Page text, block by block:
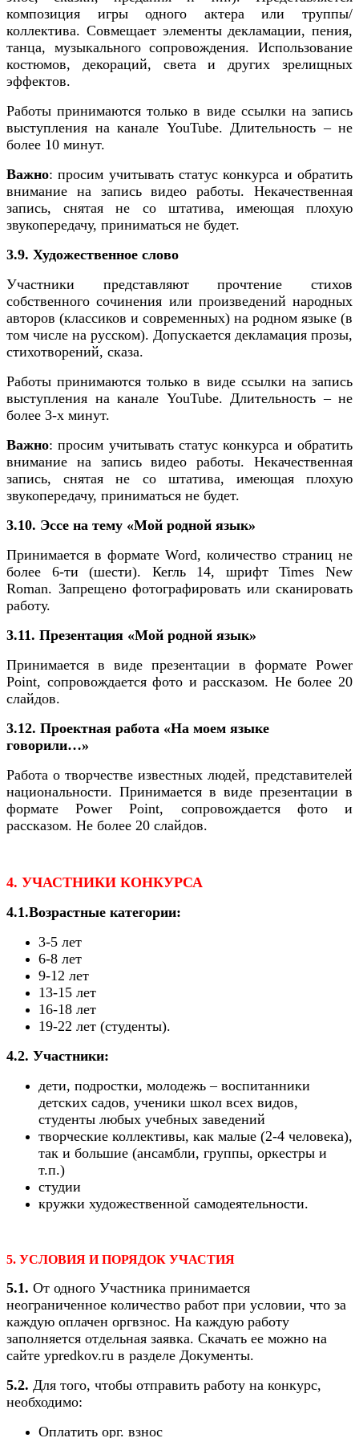
композиция игры одного актера или труппы/
коллектива. Совмещает элементы декламации, пения,
танца, музыкального сопровождения. Использование
костюмов, декораций, света и других зрелищных
эффектов.
Работы принимаются только в виде ссылки на запись
выступления на канале YouTube. Длительность – не
более 10 минут.
Важно: просим учитывать статус конкурса и обратить
внимание на запись видео работы. Некачественная
запись, снятая не со штатива, имеющая плохую
звукопередачу, приниматься не будет.
3.9. Художественное слово
Участники представляют прочтение стихов
собственного сочинения или произведений народных
авторов (классиков и современных) на родном языке (в
том числе на русском). Допускается декламация прозы,
стихотворений, сказа.
Работы принимаются только в виде ссылки на запись
выступления на канале YouTube. Длительность – не
более 3-х минут.
Важно: просим учитывать статус конкурса и обратить
внимание на запись видео работы. Некачественная
запись, снятая не со штатива, имеющая плохую
звукопередачу, приниматься не будет.
3.10. Эссе на тему «Мой родной язык»
Принимается в формате Word, количество страниц не
более 6-ти (шести). Кегль 14, шрифт Times New
Roman. Запрещено фотографировать или сканировать
работу.
3.11. Презентация «Мой родной язык»
Принимается в виде презентации в формате Power
Point, сопровождается фото и рассказом. Не более 20
слайдов.
3.12. Проектная работа «На моем языке
говорили…»
Работа о творчестве известных людей, представителей
национальности. Принимается в виде презентации в
формате Power Point, сопровождается фото и
рассказом. Не более 20 слайдов.
4. УЧАСТНИКИ КОНКУРСА
4.1.Возрастные категории:
3-5 лет
6-8 лет
9-12 лет
13-15 лет
16-18 лет
19-22 лет (студенты).
4.2. Участники:
дети, подростки, молодежь – воспитанники
детских садов, ученики школ всех видов,
студенты любых учебных заведений
творческие коллективы, как малые (2-4 человека),
так и большие (ансамбли, группы, оркестры и
т.п.)
студии
кружки художественной самодеятельности.
5. УСЛОВИЯ И ПОРЯДОК УЧАСТИЯ
5.1. От одного Участника принимается
неограниченное количество работ при условии, что за
каждую оплачен оргвзнос. На каждую работу
заполняется отдельная заявка. Скачать ее можно на
сайте ypredkov.ru в разделе Документы.
5.2. Для того, чтобы отправить работу на конкурс,
необходимо:
Оплатить орг. взнос